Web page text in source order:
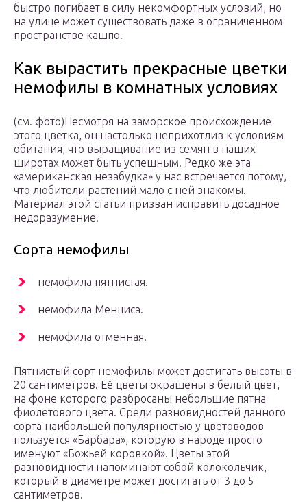
быстро погибает в силу некомфортных условий, но
на улице может существовать даже в ограниченном
пространстве кашпо.
Как вырастить прекрасные цветки
немофилы в комнатных условиях
(см. фото)Несмотря на заморское происхождение
этого цветка, он настолько неприхотлив к условиям
обитания, что выращивание из семян в наших
широтах может быть успешным. Редко же эта
«американская незабудка» у нас встречается потому,
что любители растений мало с ней знакомы.
Материал этой статьи призван исправить досадное
недоразумение.
Сорта немофилы
немофила пятнистая.
немофила Менциса.
немофила отменная.
Пятнистый сорт немофилы может достигать высоты в
20 сантиметров. Её цветы окрашены в белый цвет,
на фоне которого разбросаны небольшие пятна
фиолетового цвета. Среди разновидностей данного
сорта наибольшей популярностью у цветоводов
пользуется «Барбара», которую в народе просто
именуют «Божьей коровкой». Цветы этой
разновидности напоминают собой колокольчик,
который в диаметре может достигать от 3 до 5
сантиметров.